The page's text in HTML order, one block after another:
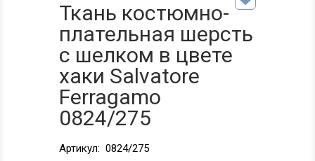
Ткань костюмно-
плательная шерсть
с шелком в цвете
хаки Salvatore
Ferragamo
0824/275
Артикул: 0824/275